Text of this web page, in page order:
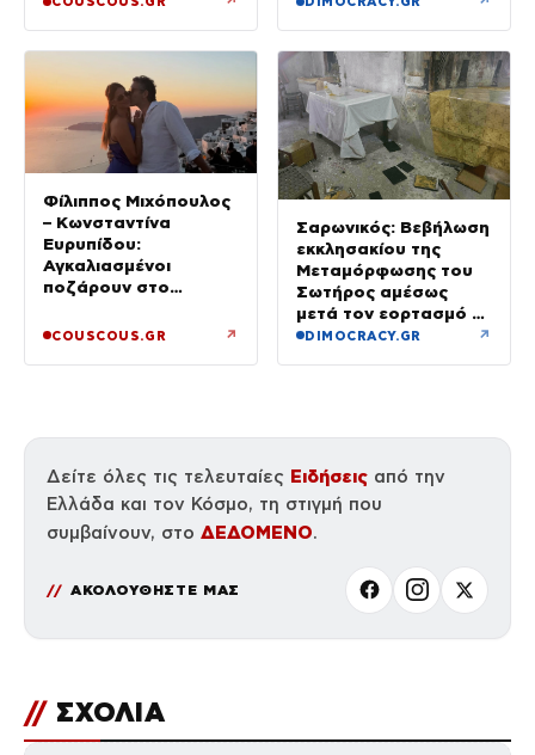
Φίλιππος Μιχόπουλος
– Κωνσταντίνα
Ευρυπίδου:
Αγκαλιασμένοι
ποζάρουν στο
Σαντορίνης
COUSCOUS.GR ↗
Σαρωνικός: Βεβήλωση
εκκλησακίου της
Μεταμόρφωσης του
Σωτήρος αμέσως
μετά τον εορτασμό –
Έσπασαν εικόνες στην
DIMOCRACY.GR ↗
Δείτε όλες τις τελευταίες Ειδήσεις από την
Ελλάδα και τον Κόσμο, τη στιγμή που
συμβαίνουν, στο ΔΕΔΟΜΕΝΟ.
ΑΚΟΛΟΥΘΗΣΤΕ ΜΑΣ
// ΣΧΟΛΙΑ